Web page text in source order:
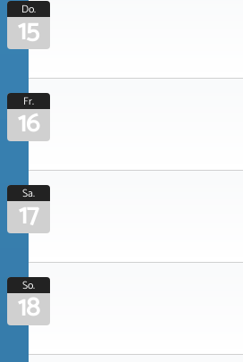
Do.
15
Fr.
16
Sa.
17
So.
18